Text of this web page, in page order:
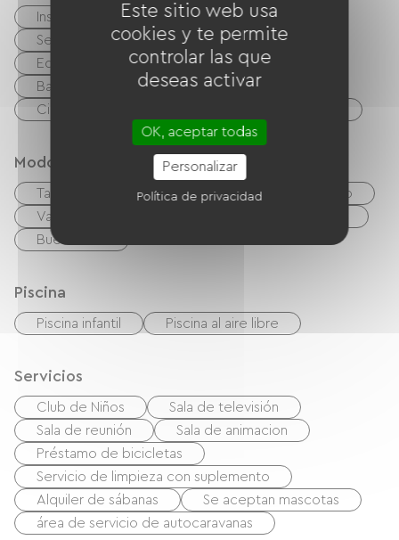
Instalaciones sanitarias comunes
Secadora colectiva
Lavadora colectiva
Equipo para bebés
Salón de jardín
Barbacoa
TV
Ciberespacio / terminales de acceso a Internet
Modos de paiement
Tarjeta De Crédito cheques
Efectivo
Vales de vacaciones (ANCV)
Buena CAF
Piscina
Piscina infantil Piscina al aire libre
Servicios
Club de Niños
Sala de televisión
Sala de reunión
Sala de animacion
Préstamo de bicicletas
Servicio de limpieza con suplemento
Alquiler de sábanas
Se aceptan mascotas
área de servicio de autocaravanas
Este sitio web usa
cookies y te permite
controlar las que
deseas activar
OK, aceptar todas
Personalizar
Política de privacidad